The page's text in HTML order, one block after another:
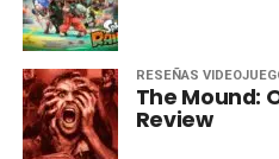
RESEÑAS
The Mound:
Review